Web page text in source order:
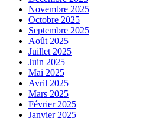
Novembre 2025
Octobre 2025
Septembre 2025
Août 2025
Juillet 2025
Juin 2025
Mai 2025
Avril 2025
Mars 2025
Février 2025
Janvier 2025